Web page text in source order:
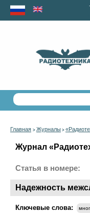
Главная > Журналы >
Журнал
Статья в номере:
Надежность
Ключевые слова: